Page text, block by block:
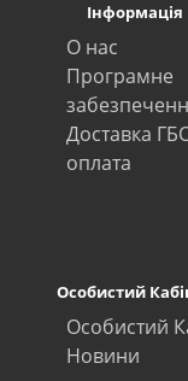
Інформація
О нас
Програмне
Доставка
оплата
Особистий
Особистий
Новини